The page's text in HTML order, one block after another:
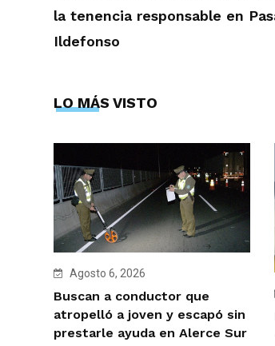
la tenencia responsable en
Ildefonso
LO MÁS VISTO
Agosto 6, 2026
Buscan a conductor que
atropelló a joven y escapó sin
prestarle ayuda en Alerce Sur